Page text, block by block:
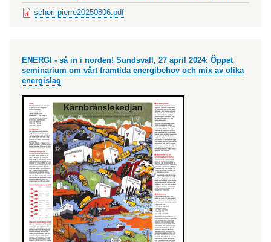
schori-pierre20250806.pdf
ENERGI - så in i norden! Sundsvall, 27 april 2024: Öppet
seminarium om vårt framtida energibehov och mix av olika
energislag